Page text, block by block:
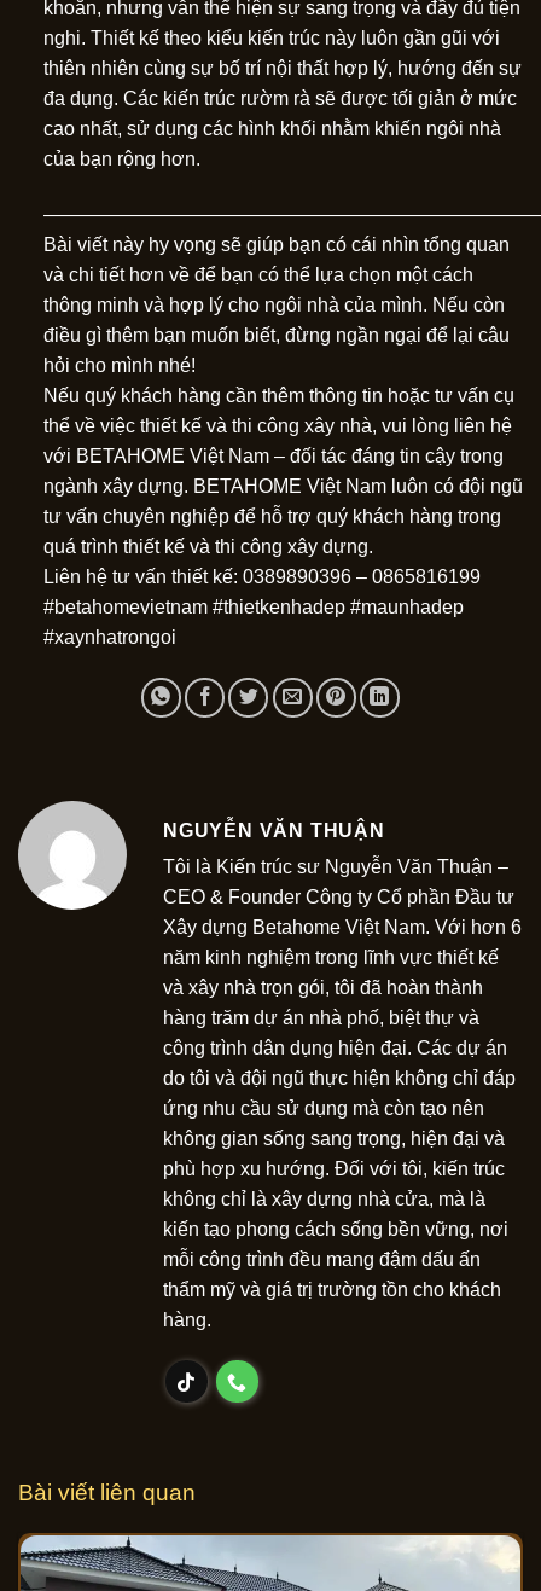
khoắn, nhưng vẫn thể hiện sự sang trọng và đầy đủ tiện
nghi. Thiết kế theo kiểu kiến trúc này luôn gần gũi với
thiên nhiên cùng sự bố trí nội thất hợp lý, hướng đến sự
đa dụng. Các kiến trúc rườm rà sẽ được tối giản ở mức
cao nhất, sử dụng các hình khối nhằm khiến ngôi nhà
của bạn rộng hơn.
Bài viết này hy vọng sẽ giúp bạn có cái nhìn tổng quan
và chi tiết hơn về để bạn có thể lựa chọn một cách
thông minh và hợp lý cho ngôi nhà của mình. Nếu còn
điều gì thêm bạn muốn biết, đừng ngần ngại để lại câu
hỏi cho mình nhé!
Nếu quý khách hàng cần thêm thông tin hoặc tư vấn cụ
thể về việc thiết kế và thi công xây nhà, vui lòng liên hệ
với BETAHOME Việt Nam – đối tác đáng tin cậy trong
ngành xây dựng. BETAHOME Việt Nam luôn có đội ngũ
tư vấn chuyên nghiệp để hỗ trợ quý khách hàng trong
quá trình thiết kế và thi công xây dựng.
Liên hệ tư vấn thiết kế: 0389890396 – 0865816199
#betahomevietnam #thietkenhadep #maunhadep
#xaynhatrongoi
NGUYỄN VĂN THUẬN
Tôi là Kiến trúc sư Nguyễn Văn Thuận –
CEO & Founder Công ty Cổ phần Đầu tư
Xây dựng Betahome Việt Nam. Với hơn 6
năm kinh nghiệm trong lĩnh vực thiết kế
và xây nhà trọn gói, tôi đã hoàn thành
hàng trăm dự án nhà phố, biệt thự và
công trình dân dụng hiện đại. Các dự án
do tôi và đội ngũ thực hiện không chỉ đáp
ứng nhu cầu sử dụng mà còn tạo nên
không gian sống sang trọng, hiện đại và
phù hợp xu hướng. Đối với tôi, kiến trúc
không chỉ là xây dựng nhà cửa, mà là
kiến tạo phong cách sống bền vững, nơi
mỗi công trình đều mang đậm dấu ấn
thẩm mỹ và giá trị trường tồn cho khách
hàng.
Bài viết liên quan